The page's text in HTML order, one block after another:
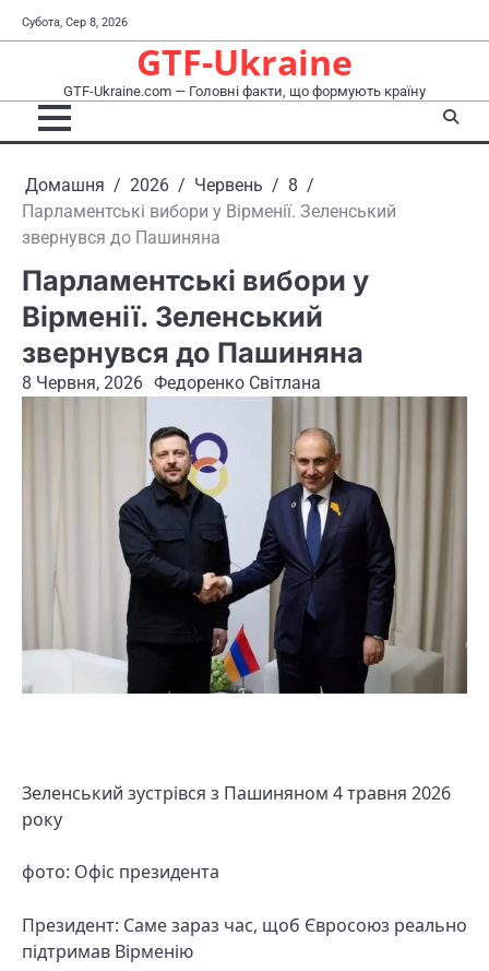
Перейти
до
Субота, Сер 8, 2026
GTF-Ukraine
GTF-Ukraine.com — Головні факти, що формують країну
Домашня 2026 Червень
8
Парламентські вибори у Вірменії. Зеленський
звернувся до Пашиняна
Парламентські вибори у
Вірменії. Зеленський
звернувся до Пашиняна
8 Червня, 2026 Федоренко Світлана
Зеленський зустрівся з Пашиняном 4 травня 2026
року
фото: Офіс президента
Президент: Саме зараз час, щоб Євросоюз реально
підтримав Вірменію